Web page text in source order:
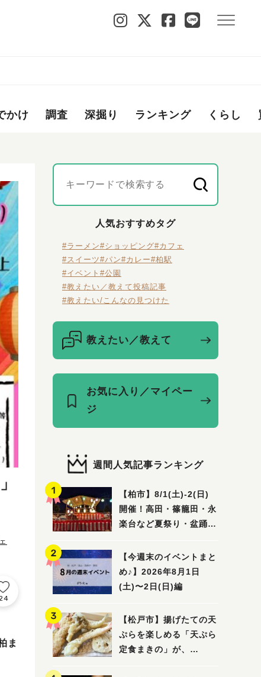
かけ 調査 深掘り ランキング くらし
ま
人気おすすめタグ
#ラーメン#ショッピング#カフェ
#スイーツ#パン#カレー#柏駅
#イベント #公園
#教えたい／教えて投稿記事
#教えたい/こんなの見つけた
教えたい／教えて
お気に入り／マイペー
ジ
週間人気記事ランキング
【柏市】8/1(土)‐2(日)
開催！高田・篠籠田・永
楽台など夏祭り・盆踊り
【今週末のイベントまと
め♪】2026年8月1日
(土)〜2日(日)編
【松戸市】揚げたての天
ぷらを楽しめる「天ぷら
定食まきの」が、